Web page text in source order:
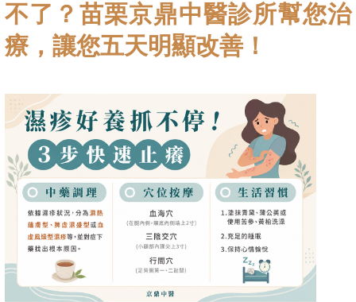
不了？苗栗京鼎中醫診所幫您治
療，讓您五天明顯改善！